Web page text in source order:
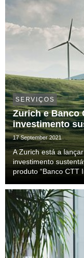
SERVIÇOS
Zurich e Banco
investimento
17 September 2021
A Zurich está a
investimento
produto “Banco CTT
com critérios de